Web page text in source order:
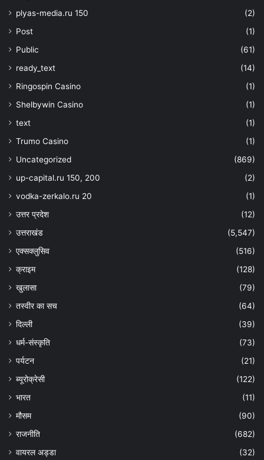
plyas-media.ru 150
(2)
Post
(1)
Public
(61)
ready_text
(14)
Ringospin Casino
(1)
Shelbywin Casino
(1)
text
(1)
Trumo Casino
(1)
Uncategorized
(869)
up-capital.ru 150, 200
(2)
vodka-zerkalo.ru 20
(1)
उत्तर प्रदेश
(12)
उत्तराखंड
(5,547)
एक्सक्लुसिव
(516)
क्राइम
(128)
खुलासा
(79)
तस्वीर का सच
(64)
दिल्ली
(39)
धर्म-संस्कृति
(73)
पर्यटन
(21)
ब्यूरोक्रेसी
(122)
भारत
(11)
मौसम
(90)
राजनीति
(682)
वायरल अड्डा
(32)